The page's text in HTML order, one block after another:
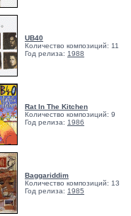
UB40
Количество композиций: 11
Год релиза: 1988
Rat In The Kitchen
Количество композиций: 9
Год релиза: 1986
Baggariddim
Количество композиций: 13
Год релиза: 1985